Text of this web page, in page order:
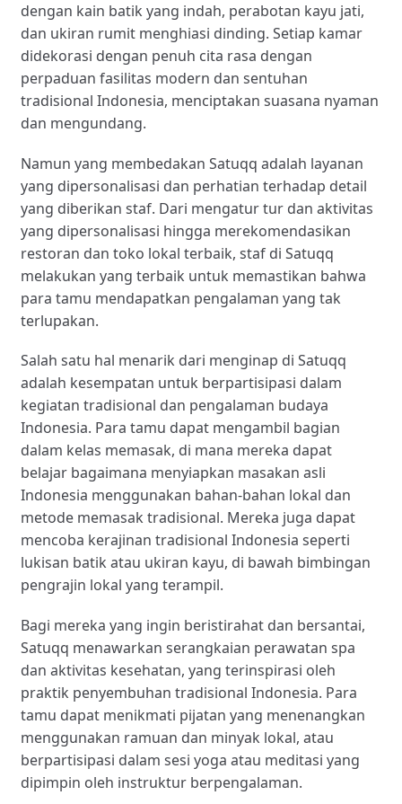
dengan kain batik yang indah, perabotan kayu jati,
dan ukiran rumit menghiasi dinding. Setiap kamar
didekorasi dengan penuh cita rasa dengan
perpaduan fasilitas modern dan sentuhan
tradisional Indonesia, menciptakan suasana nyaman
dan mengundang.
Namun yang membedakan Satuqq adalah layanan
yang dipersonalisasi dan perhatian terhadap detail
yang diberikan staf. Dari mengatur tur dan aktivitas
yang dipersonalisasi hingga merekomendasikan
restoran dan toko lokal terbaik, staf di Satuqq
melakukan yang terbaik untuk memastikan bahwa
para tamu mendapatkan pengalaman yang tak
terlupakan.
Salah satu hal menarik dari menginap di Satuqq
adalah kesempatan untuk berpartisipasi dalam
kegiatan tradisional dan pengalaman budaya
Indonesia. Para tamu dapat mengambil bagian
dalam kelas memasak, di mana mereka dapat
belajar bagaimana menyiapkan masakan asli
Indonesia menggunakan bahan-bahan lokal dan
metode memasak tradisional. Mereka juga dapat
mencoba kerajinan tradisional Indonesia seperti
lukisan batik atau ukiran kayu, di bawah bimbingan
pengrajin lokal yang terampil.
Bagi mereka yang ingin beristirahat dan bersantai,
Satuqq menawarkan serangkaian perawatan spa
dan aktivitas kesehatan, yang terinspirasi oleh
praktik penyembuhan tradisional Indonesia. Para
tamu dapat menikmati pijatan yang menenangkan
menggunakan ramuan dan minyak lokal, atau
berpartisipasi dalam sesi yoga atau meditasi yang
dipimpin oleh instruktur berpengalaman.